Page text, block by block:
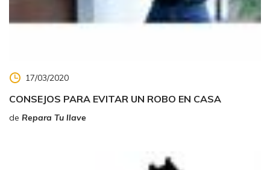
17/03/2020
CONSEJOS PARA EVITAR UN ROBO EN CASA
de Repara Tu llave